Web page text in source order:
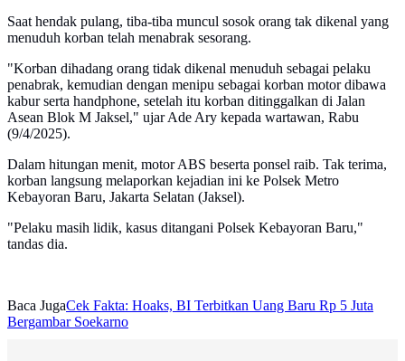
Saat hendak pulang, tiba-tiba muncul sosok orang tak dikenal yang
menuduh korban telah menabrak sesorang.
"Korban dihadang orang tidak dikenal menuduh sebagai pelaku
penabrak, kemudian dengan menipu sebagai korban motor dibawa
kabur serta handphone, setelah itu korban ditinggalkan di Jalan
Asean Blok M Jaksel," ujar Ade Ary kepada wartawan, Rabu
(9/4/2025).
Dalam hitungan menit, motor ABS beserta ponsel raib. Tak terima,
korban langsung melaporkan kejadian ini ke Polsek Metro
Kebayoran Baru, Jakarta Selatan (Jaksel).
"Pelaku masih lidik, kasus ditangani Polsek Kebayoran Baru,"
tandas dia.
Baca JugaCek Fakta: Hoaks, BI Terbitkan Uang Baru Rp 5 Juta
Bergambar Soekarno